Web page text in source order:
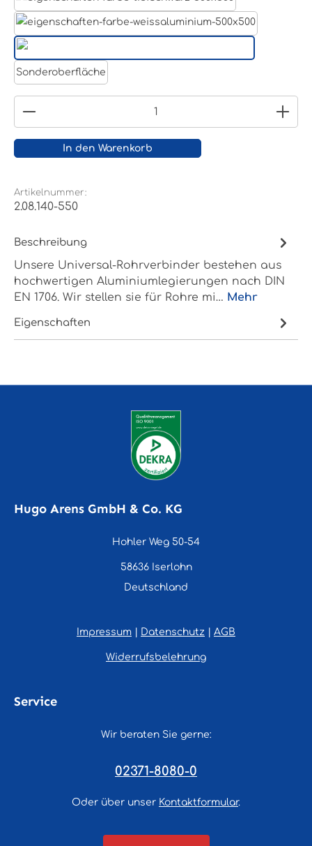
Weißaluminium- RAL 9006
Sonderoberfläche
Produkt Anzahl: Gib den gewünschten Wert
In den Warenkorb
Artikelnummer:
2.08.140-550
Beschreibung
Unsere Universal-Rohrverbinder bestehen aus
hochwertigen Aluminiumlegierungen nach DIN
EN 1706. Wir stellen sie für Rohre mi… Mehr
Eigenschaften
Hugo Arens GmbH & Co. KG
Hohler Weg 50-54
58636 Iserlohn
Deutschland
Impressum Datenschutz AGB
Widerrufsbelehrung
Service
Wir beraten Sie gerne:
02371-8080-0
Oder über unser Kontaktformular.